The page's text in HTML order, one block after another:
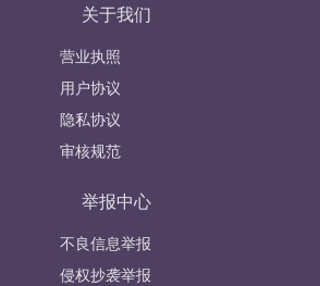
关于我们
营业执照
用户协议
隐私协议
审核规范
举报中心
不良信息举报
侵权抄袭举报